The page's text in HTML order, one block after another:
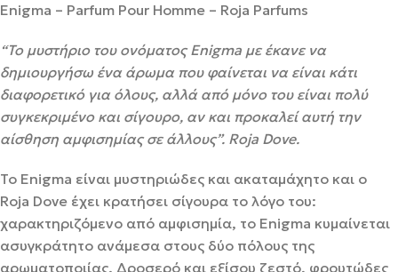
Enigma – Parfum Pour Homme – Roja Parfums
“Το μυστήριο του ονόματος Enigma με έκανε να
δημιουργήσω ένα άρωμα που φαίνεται να είναι κάτι
διαφορετικό για όλους, αλλά από μόνο του είναι πολύ
συγκεκριμένο και σίγουρο, αν και προκαλεί αυτή την
αίσθηση αμφισημίας σε άλλους”. Roja Dove.
Το Enigma είναι μυστηριώδες και ακαταμάχητο και ο
Roja Dove έχει κρατήσει σίγουρα το λόγο του:
χαρακτηριζόμενο από αμφισημία, το Enigma κυμαίνεται
ασυγκράτητο ανάμεσα στους δύο πόλους της
αρωματοποιίας. Δροσερό και εξίσου ζεστό, φρουτώδες